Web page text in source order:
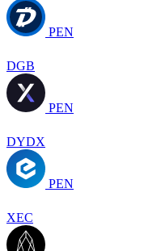
PEN
DGB
PEN
DYDX
PEN
XEC